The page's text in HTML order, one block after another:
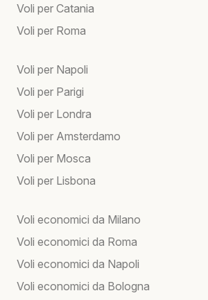
Voli per Catania
Voli per Roma
Voli per Napoli
Voli per Parigi
Voli per Londra
Voli per Amsterdamo
Voli per Mosca
Voli per Lisbona
Voli economici da Milano
Voli economici da Roma
Voli economici da Napoli
Voli economici da Bologna